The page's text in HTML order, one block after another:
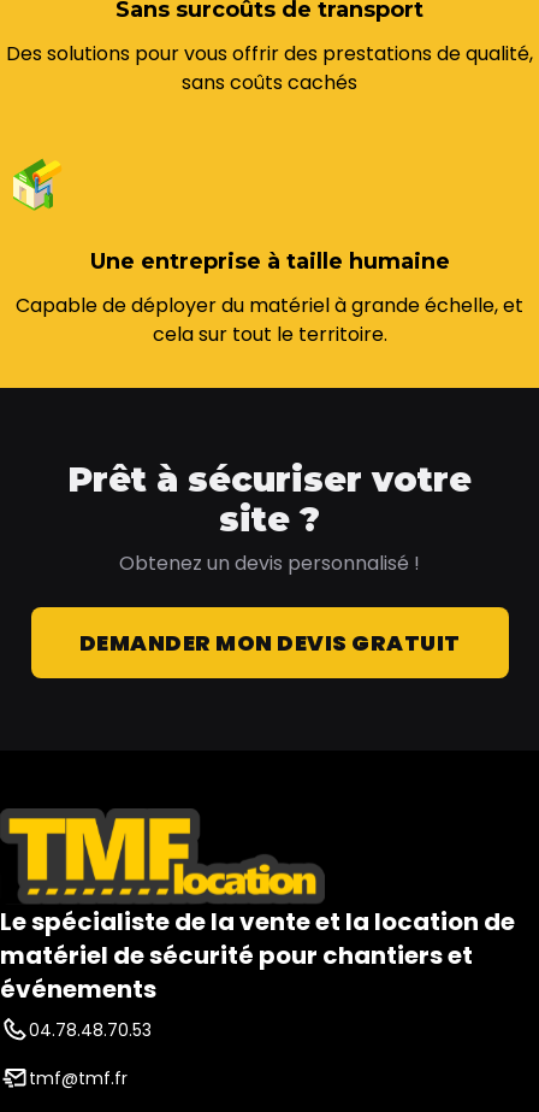
Sans surcoûts de transport
Des solutions pour vous offrir des prestations de qualité,
sans coûts cachés
Une entreprise à taille humaine
Capable de déployer du matériel à grande échelle, et
cela sur tout le territoire.
Prêt à sécuriser votre
site ?
Obtenez un devis personnalisé !
DEMANDER MON DEVIS GRATUIT
Le spécialiste de la vente et la location de
matériel de sécurité pour chantiers et
événements
04.78.48.70.53
tmf@tmf.fr